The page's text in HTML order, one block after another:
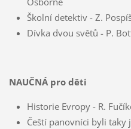
Školní detektiv - Z.
Dívka dvou světů - P.
NAUČNÁ pro děti
Historie Evropy - R.
Čeští panovníci byli